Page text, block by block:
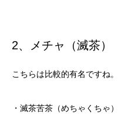
2、メチャ（滅茶）
こちらは比較的有名ですね。
・滅茶苦茶（めちゃくちゃ）